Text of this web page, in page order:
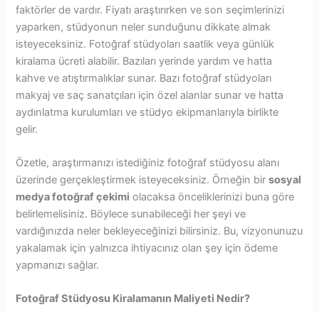
faktörler de vardır. Fiyatı araştırırken ve son seçimlerinizi
yaparken, stüdyonun neler sunduğunu dikkate almak
isteyeceksiniz. Fotoğraf stüdyoları saatlik veya günlük
kiralama ücreti alabilir. Bazıları yerinde yardım ve hatta
kahve ve atıştırmalıklar sunar. Bazı fotoğraf stüdyoları
makyaj ve saç sanatçıları için özel alanlar sunar ve hatta
aydınlatma kurulumları ve stüdyo ekipmanlarıyla birlikte
gelir.
Özetle, araştırmanızı istediğiniz fotoğraf stüdyosu alanı
üzerinde gerçekleştirmek isteyeceksiniz. Örneğin birsosyal
medya fotoğraf çekimi olacaksa önceliklerinizi buna göre
belirlemelisiniz. Böylece sunabileceği her şeyi ve
vardığınızda neler bekleyeceğinizi bilirsiniz. Bu, vizyonunuzu
yakalamak için yalnızca ihtiyacınız olan şey için ödeme
yapmanızı sağlar.
Fotoğraf Stüdyosu Kiralamanın Maliyeti Nedir?